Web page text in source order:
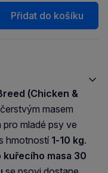
Přidat do košíku
(Chicken &
masem
mladé psy ve
hmotností 1-10 kg.
masa 30